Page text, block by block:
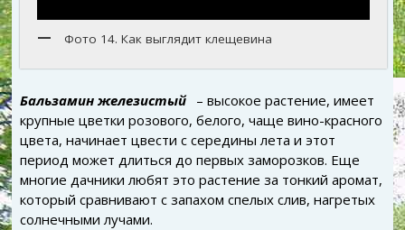
Фото 14. Как выглядит клещевина
Бальзамин железистый
– высокое растение, имеет
крупные цветки розового, белого, чаще вино-красного
цвета, начинает цвести с середины лета и этот
период может длиться до первых заморозков. Еще
многие дачники любят это растение за тонкий аромат,
который сравнивают с запахом спелых слив, нагретых
солнечными лучами.